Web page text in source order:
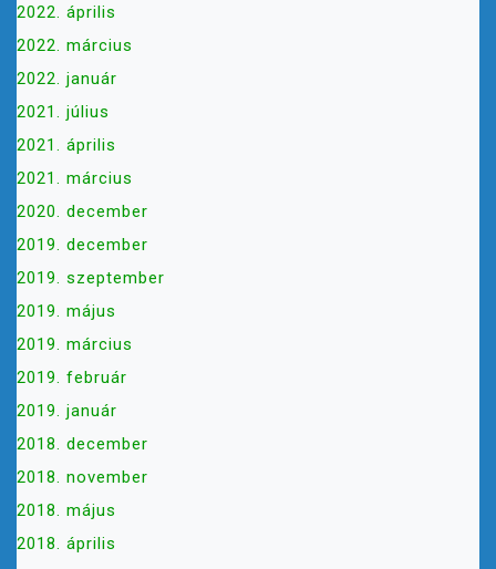
2022. április
2022. március
2022. január
2021. július
2021. április
2021. március
2020. december
2019. december
2019. szeptember
2019. május
2019. március
2019. február
2019. január
2018. december
2018. november
2018. május
2018. április